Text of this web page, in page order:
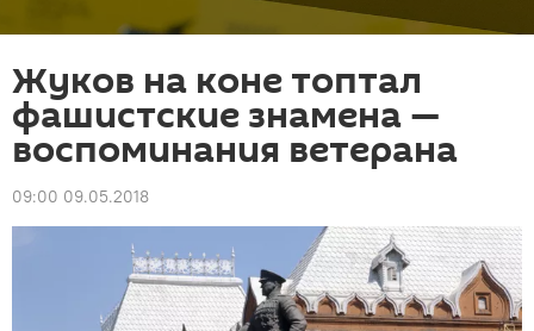
Жуков на коне топтал
фашистские знамена —
воспоминания ветерана
09:00 09.05.2018